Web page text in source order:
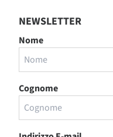
NEWSLETTER
Nome
Cognome